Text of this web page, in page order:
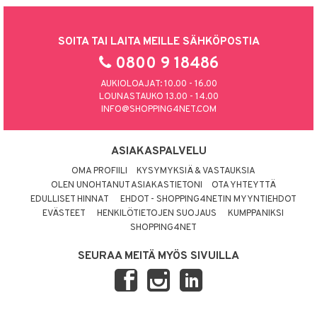
SOITA TAI LAITA MEILLE SÄHKÖPOSTIA
0800 9 18486
AUKIOLOAJAT: 10.00 - 16.00
LOUNASTAUKO 13.00 - 14.00
INFO@SHOPPING4NET.COM
ASIAKASPALVELU
OMA PROFIILI
KYSYMYKSIÄ & VASTAUKSIA
OLEN UNOHTANUT ASIAKASTIETONI
OTA YHTEYTTÄ
EDULLISET HINNAT
EHDOT - SHOPPING4NETIN MYYNTIEHDOT
EVÄSTEET
HENKILÖTIETOJEN SUOJAUS
KUMPPANIKSI
SHOPPING4NET
SEURAA MEITÄ MYÖS SIVUILLA